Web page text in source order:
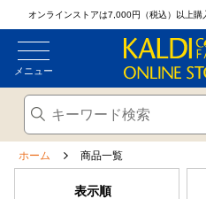
オンラインストアは7,000円（税込）以上購
メニュー
ホーム 商品一覧
表示順